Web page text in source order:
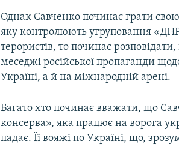
Однак Савченко починає грати
яку контролюють угруповання
терористів, то починає
меседжі російської пропаганди
Україні, а й на міжнародній арені.
Багато хто починає вважати, що
консерва», яка працює на ворога
падає. Її вояжі по Україні, що,